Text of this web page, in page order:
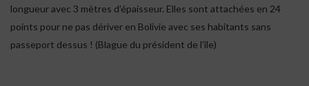
longueur avec 3 mètres d’épaisseur. Elles sont attachées en 24
points pour ne pas dériver en Bolivie avec ses habitants sans
passeport dessus ! (Blague du président de l’île)